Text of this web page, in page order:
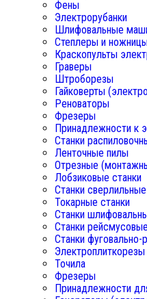
Фены
Электрорубанки
Шлифовальные
Степлеры и
Краскопульты
Граверы
Штроборезы
Гайковерты
Реноваторы
Фрезеры
Принадлежности к
Станки
Ленточные пилы
Отрезные
Лобзиковые станки
Станки сверлильные
Токарные станки
Станки
Станки рейсмусовые
Станки
Электроплиткорезы
Точила
Фрезеры
Принадлежности